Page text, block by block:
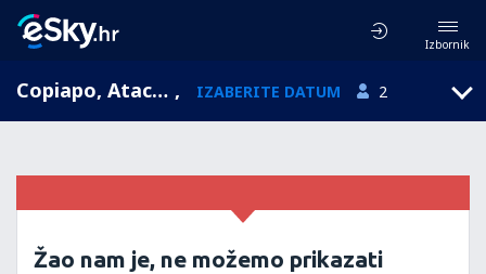
Izbornik
Copiapo, Atacama, Čile , IZABERITE DATUM 2
Žao nam je, ne možemo prikazati